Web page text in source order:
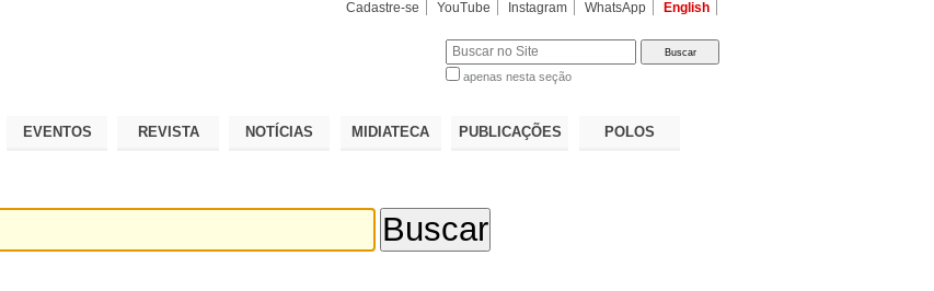
Cadastre-se YouTube Instagram WhatsApp English
apenas nesta seção
EVENTOS REVISTA NOTÍCIAS MIDIATECA PUBLICAÇÕES POLOS